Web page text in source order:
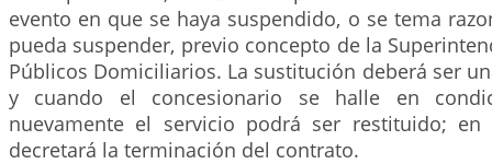
evento en que se haya suspendido, o se tema
pueda suspender, previo concepto de la
Públicos Domiciliarios. La sustitución deberá ser
y cuando el concesionario se halle en
nuevamente el servicio podrá ser restituido; en
decretará la terminación del contrato.